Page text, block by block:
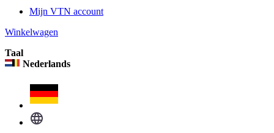
Mijn VTN account
Winkelwagen
Taal
Nederlands